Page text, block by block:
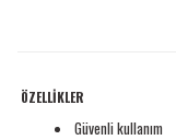
ÖZELLİKLER
Güvenli kullanım